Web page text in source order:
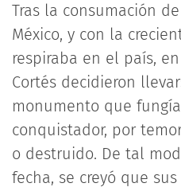
Tras la consumación
México, y con la
respiraba en el país,
Cortés decidieron
monumento que
conquistador, por
o destruido. De tal
fecha, se creyó que